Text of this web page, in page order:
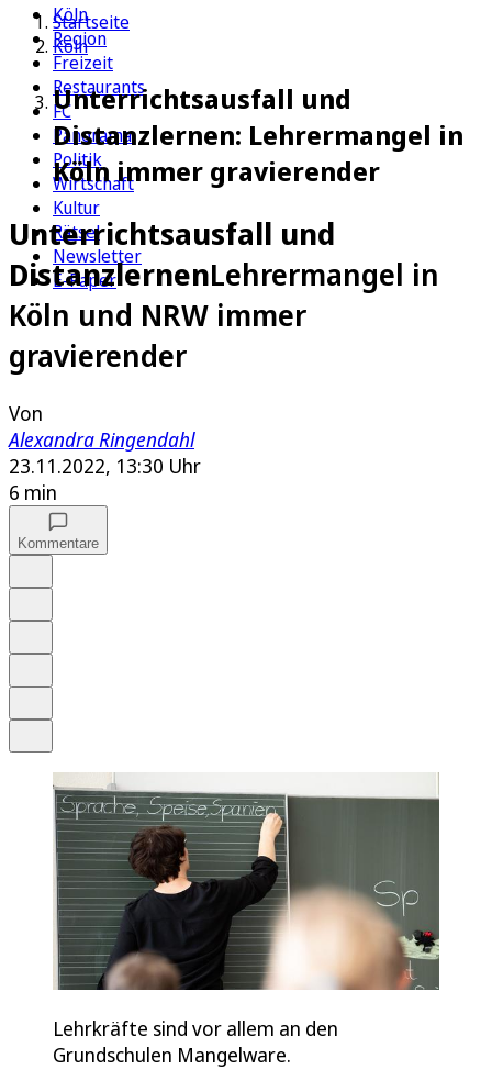
Köln
Region
Freizeit
Restaurants
FC
Panorama
Politik
Wirtschaft
Kultur
Rätsel
Newsletter
E-Paper
Startseite
Köln
Unterrichtsausfall und
Distanzlernen: Lehrermangel in
Köln immer gravierender
Unterrichtsausfall und
DistanzlernenLehrermangel in
Köln und NRW immer
gravierender
Von
Alexandra Ringendahl
23.11.2022, 13:30 Uhr
6 min
Kommentare
Lehrkräfte sind vor allem an den
Grundschulen Mangelware.